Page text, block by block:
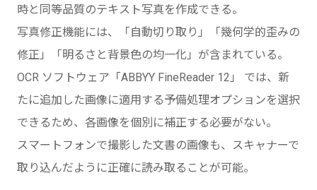
時と同等品質のテキスト写真を作成できる。
写真修正機能には、「自動切り取り」「幾何学的歪みの
修正」「明るさと背景色の均一化」が含まれている。
OCR ソフトウェア「ABBYY FineReader 12」 では、新
たに追加した画像に適用する予備処理オプションを選択
できるため、各画像を個別に補正する必要がない。
スマートフォンで撮影した文書の画像も、スキャナーで
取り込んだように正確に読み取ることが可能。